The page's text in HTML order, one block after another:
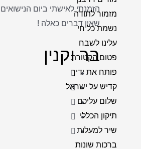
מזמור לתודה
נשמת כל חי
עלינו לשבח
פטום הקטורת
פותח את ידיך
קדיש על ישראל
שלום עליכם
תיקון הכללי
שיר למעלות
ברכות שונות
שאין דברים כאלה !
בר וקנין